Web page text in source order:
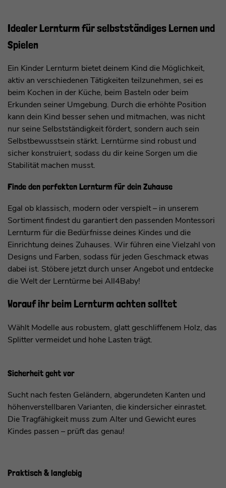
Idealer Lernturm für selbstständiges Lernen und
Spielen
Ein Kinder Lernturm bietet deinem Kind die Möglichkeit,
aktiv an verschiedenen Tätigkeiten teilzunehmen, sei es
beim Kochen in der Küche, beim Basteln oder beim
Erkunden seiner Umgebung. Durch die erhöhte Position
kann dein Kind besser sehen und mitmachen, was nicht
nur seine Selbstständigkeit fördert, sondern auch sein
Selbstbewusstsein stärkt. Lerntürme sind robust und
sicher konstruiert, sodass du dir keine Sorgen um die
Stabilität machen musst.
Finde den perfekten Lernturm für dein Zuhause
Egal ob klassisch, modern oder verspielt – in unserem
Sortiment findest du garantiert den passenden Montessori
Lernturm für die Bedürfnisse deines Kindes und die
Einrichtung deines Zuhauses. Wir führen eine Vielzahl von
Designs und Farben, sodass für jeden Geschmack etwas
dabei ist. Stöbere jetzt durch unser Angebot und entdecke
die Welt der Lerntürme bei All4Baby!
Worauf ihr beim Lernturm achten solltet
Wählt Modelle aus robustem, glatt geschliffenem Holz, das
Splitter vermeidet und hohe Lasten trägt.​
Sicherheit geht vor
Sucht nach festen Geländern, abgerundeten Kanten und
höhenverstellbaren Varianten, die kindersicher einrastet.
Die Tragfähigkeit muss zum Alter und Gewicht eures
Kindes passen – prüft das genau!
Praktisch & langlebig